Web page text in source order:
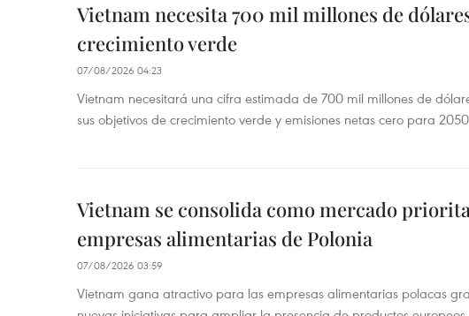
Vietnam necesita 700 mil millones de
crecimiento verde
07/08/2026 04:23
Vietnam necesitará una cifra estimada de 700 mil millones de
sus objetivos de crecimiento verde y emisiones netas cero para
Vietnam se consolida como mercado
empresas alimentarias de Polonia
07/08/2026 03:59
Vietnam gana atractivo para las empresas alimentarias polacas